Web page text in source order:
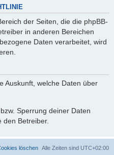
der Seiten, die die phpBB-
in anderen Bereichen
Daten verarbeitet, wird
Auskunft, welche Daten über
Sperrung deiner Daten
den Betreiber.
Alle Zeiten sind UTC+02:00
löschen